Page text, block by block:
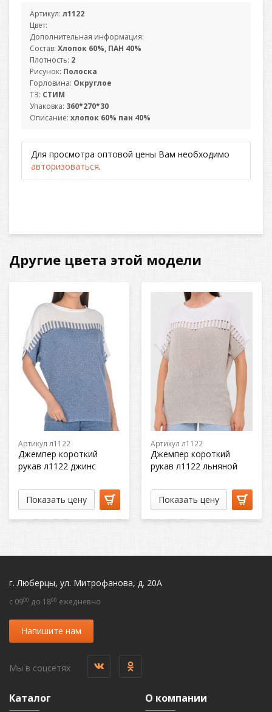
Артикул: л1122
Цвет:
Дополнительная информация:
Состав: Хлопок 60%, ПАН 40%
Плотность: 2
Рисунок: Полоска
Горловина: Округлое
ТЗ: СТИМ
Упаковка: 360*270*30
Описание: хлопок 60% пан 40%
Для просмотра оптовой цены Вам необходимо
авторизоваться.
Другие цвета этой модели
Артикул л1122
Джемпер короткий
рукав л1122 джинс
Показать цену
Артикул л1122
Джемпер короткий
рукав л1122 льняной
Показать цену
г. Люберцы, ул. Митрофанова, д. 20А
c 0900 до 1800 ежедневно
Напишите нам
Мы в соцсетях
Каталог О компании